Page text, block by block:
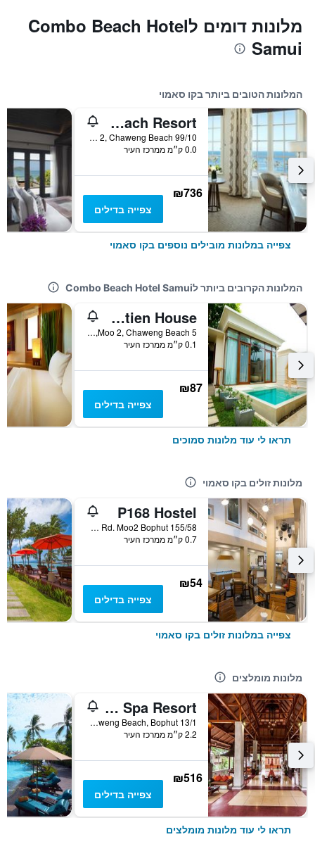
מלונות דומים לCombo Beach Hotel
Samui
המלונות הטובים ביותר בקו סאמוי
Sala Samui Chaweng Beach Resort
99/10 Moo 2, Chaweng Beach, קו סאמוי, תאילנד
0.0 ק״מ ממרכז העיר
₪736
צפייה בדילים
צפייה במלונות מובילים נוספים בקו סאמוי
המלונות הקרובים ביותר לCombo Beach Hotel Samui
Montien House
5 Moo 2, Chaweng Beach, קו סאמוי, תאילנד
0.1 ק״מ ממרכז העיר
₪87
צפייה בדילים
תראו לי עוד מלונות סמוכים
מלונות זולים בקו סאמוי
P168 Hostel
155/58 Chaweng Beach Rd. Moo2 Bophut, קו סאמוי, תאילנד
0.7 ק״מ ממרכז העיר
₪54
צפייה בדילים
צפייה במלונות זולים בקו סאמוי
מלונות מומלצים
Muang Samui Spa Resort
13/1 Moo2, Chaweng Beach, Bophut, קו סאמוי, תאילנד
2.2 ק״מ ממרכז העיר
₪516
צפייה בדילים
תראו לי עוד מלונות מומלצים